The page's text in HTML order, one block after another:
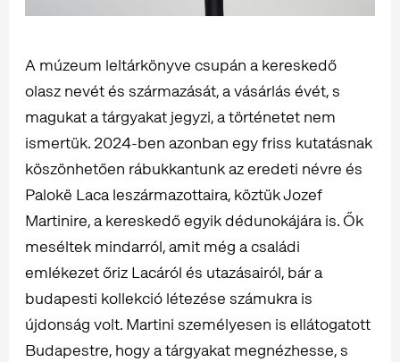
A múzeum leltárkönyve csupán a kereskedő
olasz nevét és származását, a vásárlás évét, s
magukat a tárgyakat jegyzi, a történetet nem
ismertük. 2024-ben azonban egy friss kutatásnak
köszönhetően rábukkantunk az eredeti névre és
Palokë Laca leszármazottaira, köztük Jozef
Martinire, a kereskedő egyik dédunokájára is. Ők
meséltek mindarról, amit még a családi
emlékezet őriz Lacáról és utazásairól, bár a
budapesti kollekció létezése számukra is
újdonság volt. Martini személyesen is ellátogatott
Budapestre, hogy a tárgyakat megnézhesse, s